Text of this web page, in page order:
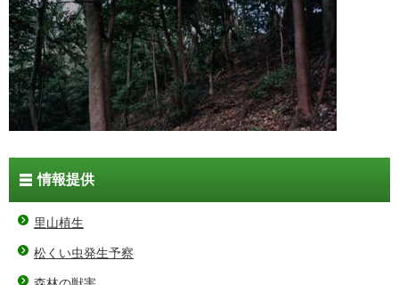
情報提供
里山植生
松くい虫発生予察